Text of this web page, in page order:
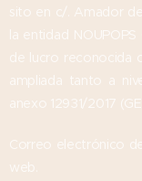
sito en c/. Amador
la entidad
de lucro reconocida
ampliada tanto a
anexo 12931/2017
Correo electrónico
web.